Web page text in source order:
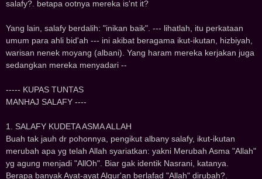
salafy?. betapa ootnya mereka is'nt it?
Yang lain, salafy berdalih: "inikan baik". --- lihatlah, itu perkataan
umum para ahli bid'ah --- ini akibat beragama ikut-ikutan, hizbiyah,
warisan nenek moyang (albani). Yang haram mereka kerjakan juga
sedangkan mereka menyadari --
----- KUPAS TUNTAS
MANHAJ SALAFY ----
1. SALAFY KUDETA ASMA ALLAH
Buah tak jauh dr pohonnya, pengikut albany salafy, ikut-ikutan
merubah apa yg telah Allah syariatkan: yakni Merubah Asma "Allah"
yg agung menjadi "AllOh". Biar gak identik Nasrani, katanya.
Berapa banyak Ayat-ayat Alqur'an berlafad "Allah" dirubah?.